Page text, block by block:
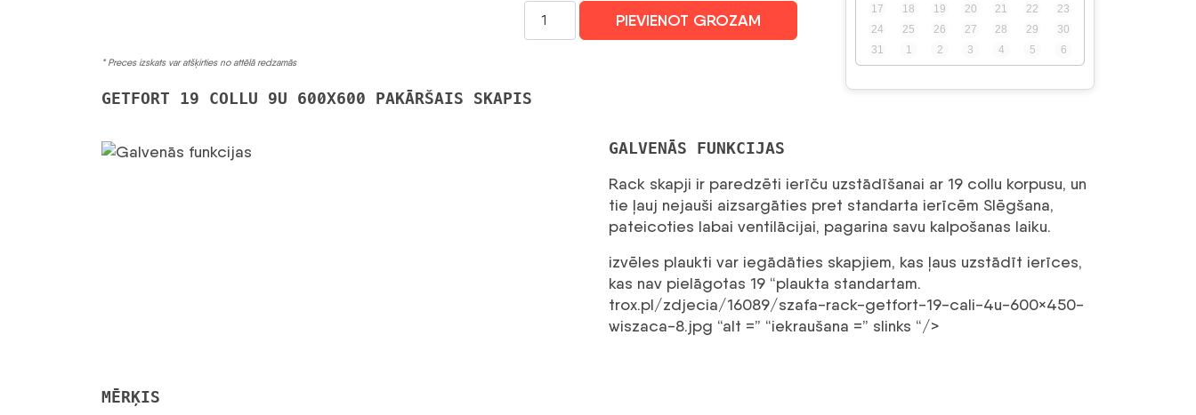
* Preces izskats var atšķirties no attēlā redzamās
17
18 19 20 21 22
23
24
25 26 27 28 29
30
31
1 2 3 4 5 6
GETFORT
600X600
PIEVIENOT GROZAM
GETFORT 19 COLLU 9U 600X600 PAKĀRŠAIS SKAPIS
GALVENĀS FUNKCIJAS
Rack skapji ir paredzēti ierīču uzstādīšanai ar 19 collu korpusu, un
tie ļauj nejauši aizsargāties pret standarta ierīcēm Slēgšana,
pateicoties labai ventilācijai, pagarina savu kalpošanas laiku.
izvēles plaukti var iegādāties skapjiem, kas ļaus uzstādīt ierīces,
kas nav pielāgotas 19 “plaukta standartam.
trox.pl/zdjecia/16089/szafa-rack-getfort-19-cali-4u-600×450-
wiszaca-8.jpg “alt =” “iekraušana =” slinks “/>
MĒRĶIS